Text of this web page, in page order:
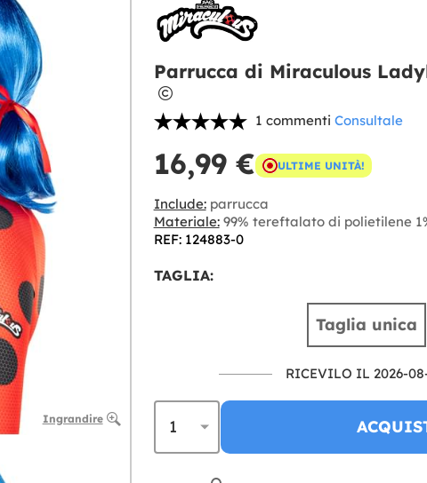
Ingrandire
Parrucca di Miraculous
1 commenti Consultale
16,99 € ULTIME UNITÀ!
Include:parrucca
Materiale:99% tereftalato di polietilene
REF: 124883-0
TAGLIA:
Taglia unica
RICEVILO IL 2026-